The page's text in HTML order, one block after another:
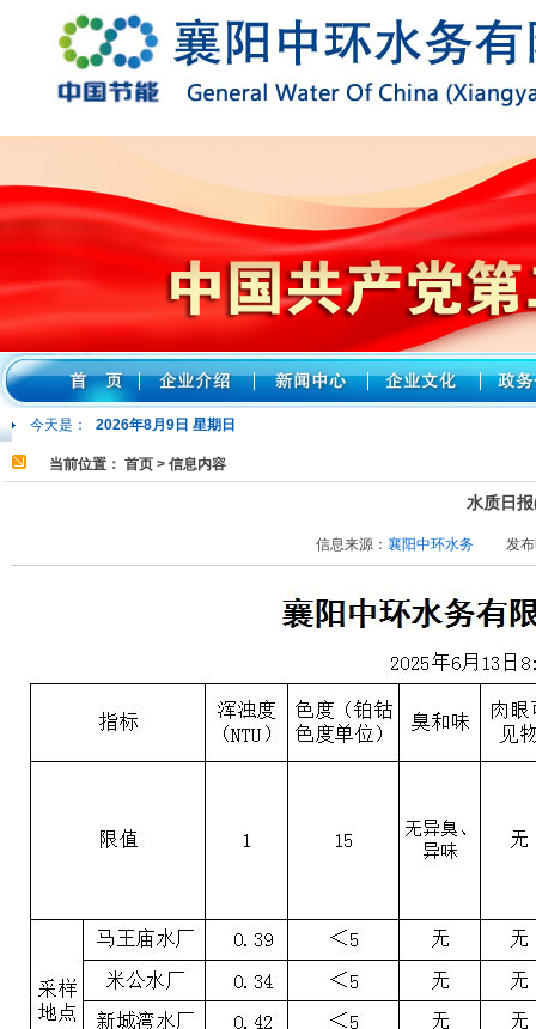
今天是： 2026年8月9日 星期日
当前位置： 首页 > 信息内容
水质日
信息来源： 襄阳中环水务 发布